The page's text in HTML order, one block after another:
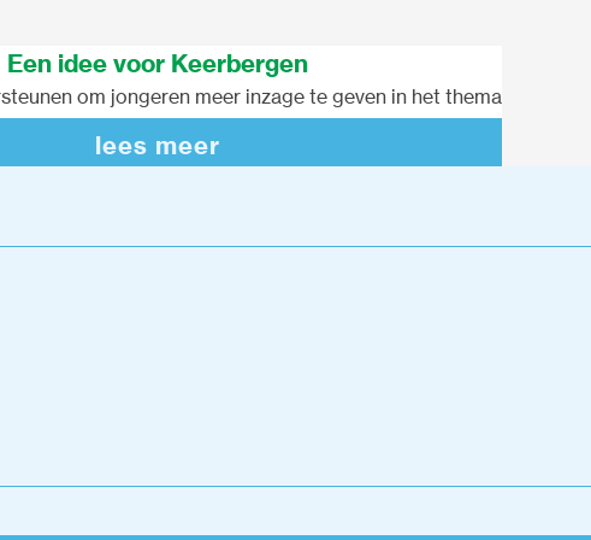
Een idee voor Keerbergen
om jongeren meer inzage te geven in het thema
lees meer